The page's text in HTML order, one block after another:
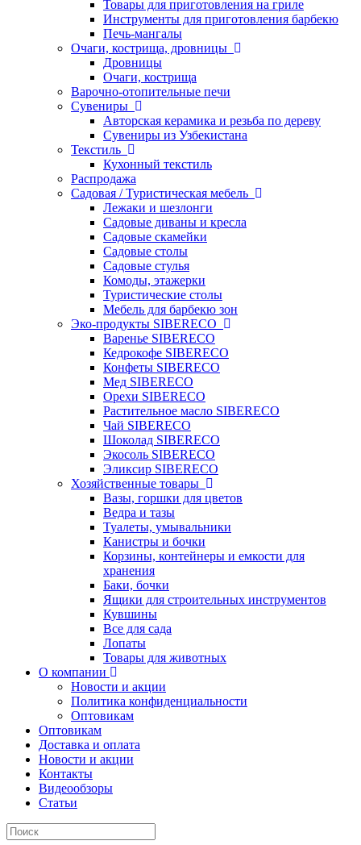
Товары для приготовления на гриле
Инструменты для приготовления барбекю
Печь-мангалы
Очаги, кострища, дровницы
Дровницы
Очаги, кострища
Варочно-отопительные печи
Сувениры
Авторская керамика и резьба по дереву
Сувениры из Узбекистана
Текстиль
Кухонный текстиль
Распродажа
Садовая / Туристическая мебель
Лежаки и шезлонги
Садовые диваны и кресла
Садовые скамейки
Садовые столы
Садовые стулья
Комоды, этажерки
Туристические столы
Мебель для барбекю зон
Эко-продукты SIBERECO
Варенье SIBERECO
Кедрокофе SIBERECO
Конфеты SIBERECO
Мед SIBERECO
Орехи SIBERECO
Растительное масло SIBERECO
Чай SIBERECO
Шоколад SIBERECO
Экосоль SIBERECO
Эликсир SIBERECO
Хозяйственные товары
Вазы, горшки для цветов
Ведра и тазы
Туалеты, умывальники
Канистры и бочки
Корзины, контейнеры и емкости для
хранения
Баки, бочки
Ящики для строительных инструментов
Кувшины
Все для сада
Лопаты
Товары для животных
О компании
Новости и акции
Политика конфиденциальности
Оптовикам
Оптовикам
Доставка и оплата
Новости и акции
Контакты
Видеообзоры
Статьи